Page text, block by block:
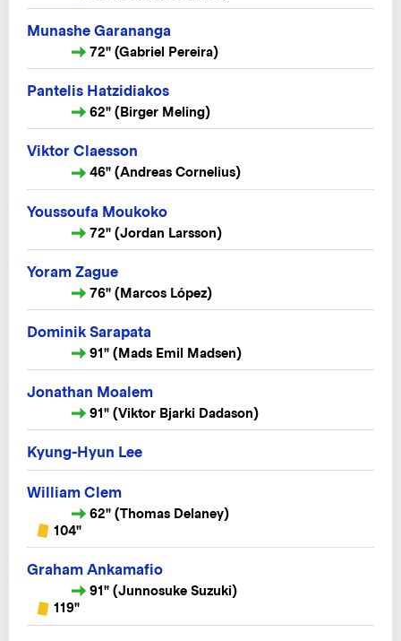
Munashe Garananga
72" (Gabriel Pereira)
Pantelis Hatzidiakos
62" (Birger Meling)
Viktor Claesson
46" (Andreas Cornelius)
Youssoufa Moukoko
72" (Jordan Larsson)
Yoram Zague
76" (Marcos López)
Dominik Sarapata
91" (Mads Emil Madsen)
Jonathan Moalem
91" (Viktor Bjarki Dadason)
Kyung-Hyun Lee
William Clem
62" (Thomas Delaney)
104"
Graham Ankamafio
91" (Junnosuke Suzuki)
119"